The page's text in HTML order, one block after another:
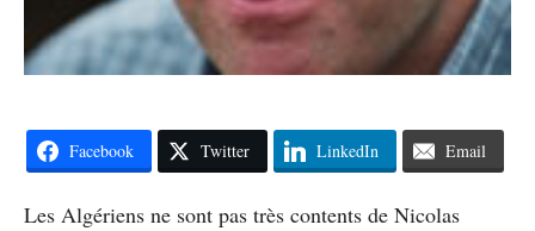
Facebook Twitter LinkedIn Email
Les Algériens ne sont pas très contents de Nicolas